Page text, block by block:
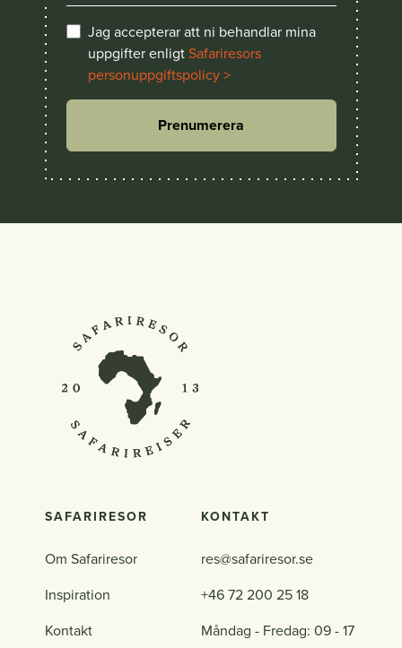
Jag accepterar att ni behandlar mina
uppgifter enligtSafariresors
personuppgiftspolicy >
Prenumerera
SAFARIRESOR
Om Safariresor
Inspiration
Kontakt
KONTAKT
res@safariresor.se
+46 72 200 25 18
Måndag - Fredag: 09 - 17